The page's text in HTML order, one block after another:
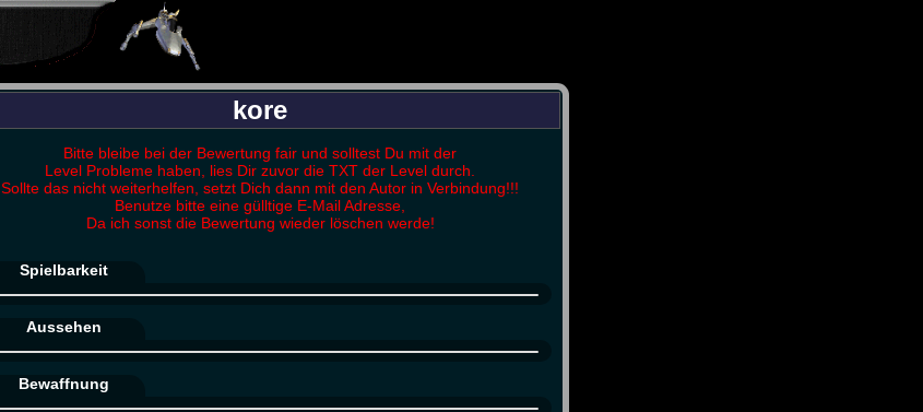
kore
Bitte bleibe bei der Bewertung fair und solltest Du mit der
Level Probleme haben, lies Dir zuvor die TXT der Level durch.
Sollte das nicht weiterhelfen, setzt Dich dann mit den Autor in Verbindung!!!
Benutze bitte eine gülltige E-Mail Adresse,
Da ich sonst die Bewertung wieder löschen werde!
Spielbarkeit
Aussehen
Bewaffnung